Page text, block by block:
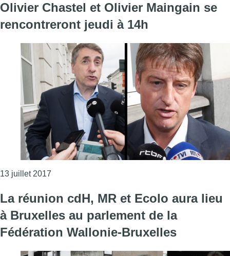
Olivier Chastel et Olivier Maingain se
rencontreront jeudi à 14h
13 juillet 2017
La réunion cdH, MR et Ecolo aura lieu
à Bruxelles au parlement de la
Fédération Wallonie-Bruxelles